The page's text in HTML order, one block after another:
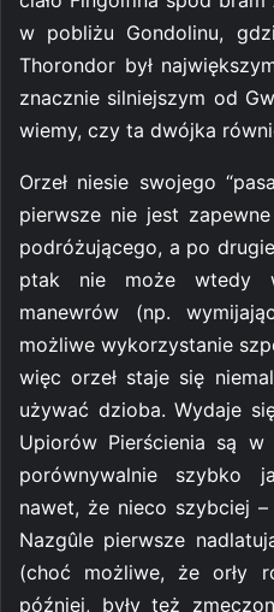
w pobliżu Gondolinu,
Thorondor był
znacznie silniejszym od
wiemy, czy ta dwójka
Orzeł niesie swojego
pierwsze nie jest
podróżującego, a po
ptak nie może wtedy
manewrów (np.
możliwe wykorzystanie
więc orzeł staje się
używać dzioba. Wydaje
Upiorów Pierścienia są w
porównywalnie szybko
nawet, że nieco szybciej
Nazgûle pierwsze
(choć możliwe, że orły
później, były też